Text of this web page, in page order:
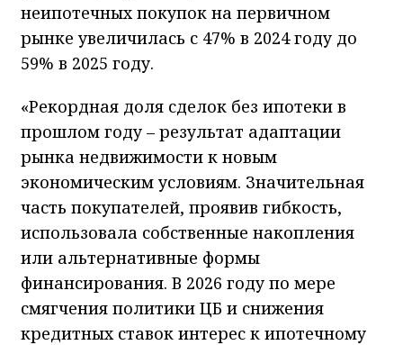
неипотечных покупок на первичном
рынке увеличилась с 47% в 2024 году до
59% в 2025 году.
«Рекордная доля сделок без ипотеки в
прошлом году – результат адаптации
рынка недвижимости к новым
экономическим условиям. Значительная
часть покупателей, проявив гибкость,
использовала собственные накопления
или альтернативные формы
финансирования. В 2026 году по мере
смягчения политики ЦБ и снижения
кредитных ставок интерес к ипотечному